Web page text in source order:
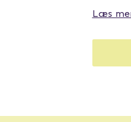
Læs